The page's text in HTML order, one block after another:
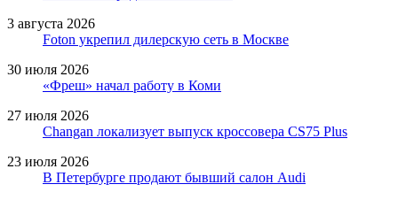
3 августа 2026
Foton укрепил дилерскую сеть в Москве
30 июля 2026
«Фреш» начал работу в Коми
27 июля 2026
Changan локализует выпуск кроссовера CS75 Plus
23 июля 2026
В Петербурге продают бывший салон Audi